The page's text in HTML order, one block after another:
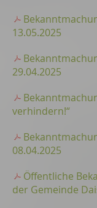
13.05.2025
29.04.2025
verhindern!“
08.04.2025
Öffentliche
der Gemeinde